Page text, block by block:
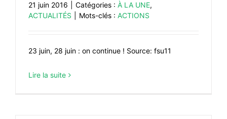
21 juin 2016 Catégories : À LA UNE,
ACTUALITÉS
Mots-clés : ACTIONS
23 juin, 28 juin : on continue ! Source: fsu11
Lire la suite